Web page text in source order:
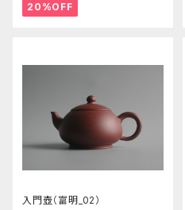
20%OFF
入門壺（富明_02）